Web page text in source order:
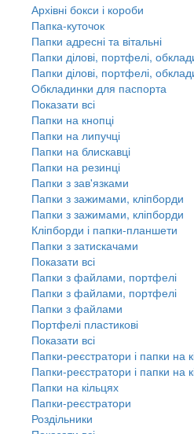
Архівні бокси і короби
Папка-куточок
Папки адресні та вітальні
Папки ділові, портфелі,
Папки ділові, портфелі,
Обкладинки для паспорта
Показати всі
Папки на кнопці
Папки на липучці
Папки на блискавці
Папки на резинці
Папки з зав'язками
Папки з зажимами, кліпборди
Папки з зажимами, кліпборди
Кліпборди і папки-планшети
Папки з затискачами
Показати всі
Папки з файлами, портфелі
Папки з файлами, портфелі
Папки з файлами
Портфелі пластикові
Показати всі
Папки-реєстратори і папки на
Папки-реєстратори і папки на
Папки на кільцях
Папки-реєстратори
Роздільники